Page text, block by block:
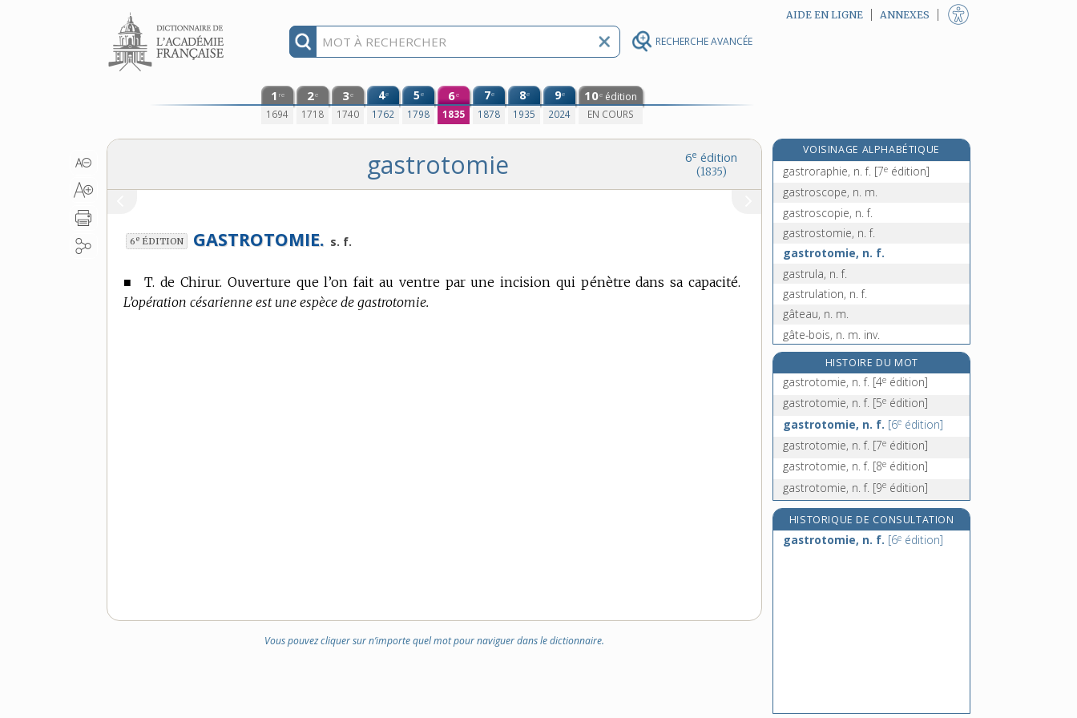
RECHERCHE AVANCÉE
Aller au contenu AIDE EN LIGNE ANNEXES
1 re
1694
2e
1718
3e
1740
4e
1762
5e
1798
6e
1835
7e
1878
8e
1935
9e
2024
10e édition
EN COURS
6e édition
(1835)
gastrotomie
6e ÉDITION GASTROTOMIE. s. f.
■T. de Chirur. Ouverture que l’on fait au ventre par une incision qui pénètre dans sa capacité.
L’opération césarienne est une espèce de gastrotomie.
Vous pouvez cliquer sur n’importe quel mot pour naviguer dans le dictionnaire.
VOISINAGE ALPHABÉTIQUE
gastropodes, n. m. pl.
gastroraphie, n. f. [7e édition]
gastroscope, n. m.
gastroscopie, n. f.
gastrostomie, n. f.
gastrotomie, n. f.
gastrula, n. f.
gastrulation, n. f.
gâteau, n. m.
gâte-bois, n. m. inv.
gâte-enfant, n.[7eédition]
gâte-métier, n. m.
gâte-pâte, n. m.
HISTOIRE DU MOT
gastrotomie, n. f. [4e édition]
gastrotomie, n. f. [5e édition]
gastrotomie, n. f. [6e édition]
gastrotomie, n. f. [7e édition]
gastrotomie, n. f. [8e édition]
gastrotomie, n. f. [9e édition]
HISTORIQUE DE CONSULTATION
gastrotomie, n. f. [6e édition]